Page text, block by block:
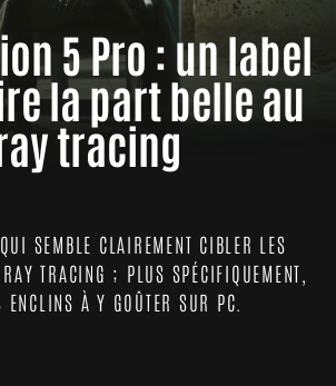
5 Pro : un label
la part belle au
tracing
SEMBLE CLAIREMENT CIBLER LES
TRACING ; PLUS SPÉCIFIQUEMENT,
ENCLINS À Y GOÛTER SUR PC.